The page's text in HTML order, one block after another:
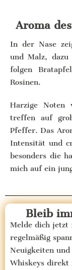
Aroma
In der Nase
und Malz,
folgen
Rosinen.
Harzige Noten
treffen auf
Pfeffer. Das
Intensität und
besonders die
mich auf ein
Bleib
Melde dich jetzt
regelmäßig
Neuigkeiten
Whiskeys direkt